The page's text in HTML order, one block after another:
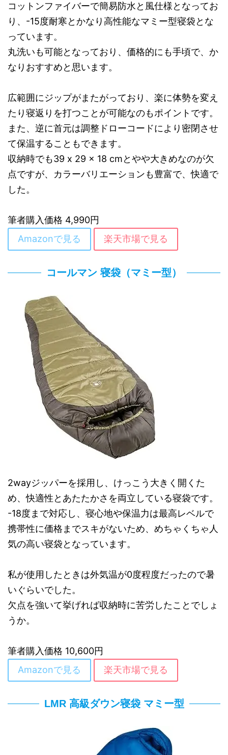
コットンファイバーで簡易防水と風仕様となってお
り、-15度耐寒とかなり高性能なマミー型寝袋とな
っています。
丸洗いも可能となっており、価格的にも手頃で、か
なりおすすめと思います。
広範囲にジップがまたがっており、楽に体勢を変え
たり寝返りを打つことが可能なのもポイントです。
また、逆に首元は調整ドローコードにより密閉させ
て保温することもできます。
収納時でも39 x 29 x 18 cmとやや大きめなのが欠
点ですが、カラーバリエーションも豊富で、快適で
した。
筆者購入価格 4,990円
Amazonで見る
楽天市場で見る
コールマン 寝袋（マミー型）
2wayジッパーを採用し、けっこう大きく開くた
め、快適性とあたたかさを両立している寝袋です。
-18度まで対応し、寝心地や保温力は最高レベルで
携帯性に価格までスキがないため、めちゃくちゃ人
気の高い寝袋となっています。
私が使用したときは外気温が0度程度だったので暑
いぐらいでした。
欠点を強いて挙げれば収納時に苦労したことでしょ
うか。
筆者購入価格 10,600円
Amazonで見る
楽天市場で見る
LMR 高級ダウン寝袋 マミー型